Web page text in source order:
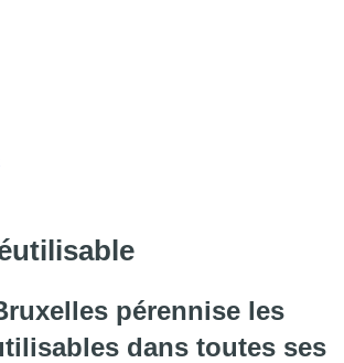
pérennise les
dans toutes ses